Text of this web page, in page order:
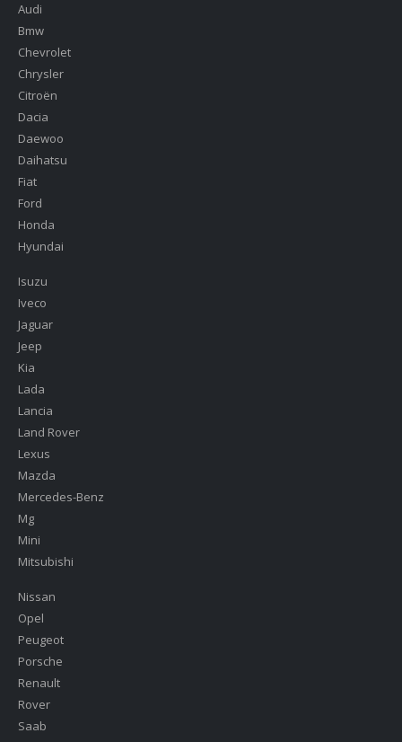
Audi
Bmw
Chevrolet
Chrysler
Citroën
Dacia
Daewoo
Daihatsu
Fiat
Ford
Honda
Hyundai
Isuzu
Iveco
Jaguar
Jeep
Kia
Lada
Lancia
Land Rover
Lexus
Mazda
Mercedes-Benz
Mg
Mini
Mitsubishi
Nissan
Opel
Peugeot
Porsche
Renault
Rover
Saab